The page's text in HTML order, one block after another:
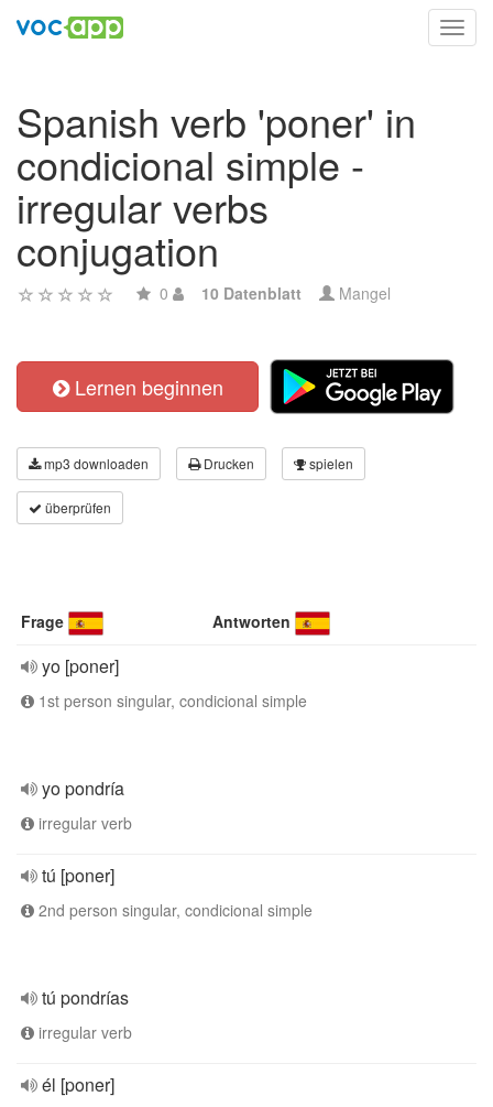
Spanish verb 'poner' in
condicional simple -
irregular verbs
conjugation
0 10 Datenblatt Mangel
Lernen beginnen
mp3 downloaden Drucken spielen
überprüfen
Frage Antworten
yo [poner]
1st person singular, condicional simple
yo pondría
irregular verb
tú [poner]
2nd person singular, condicional simple
tú pondrías
irregular verb
él [poner]